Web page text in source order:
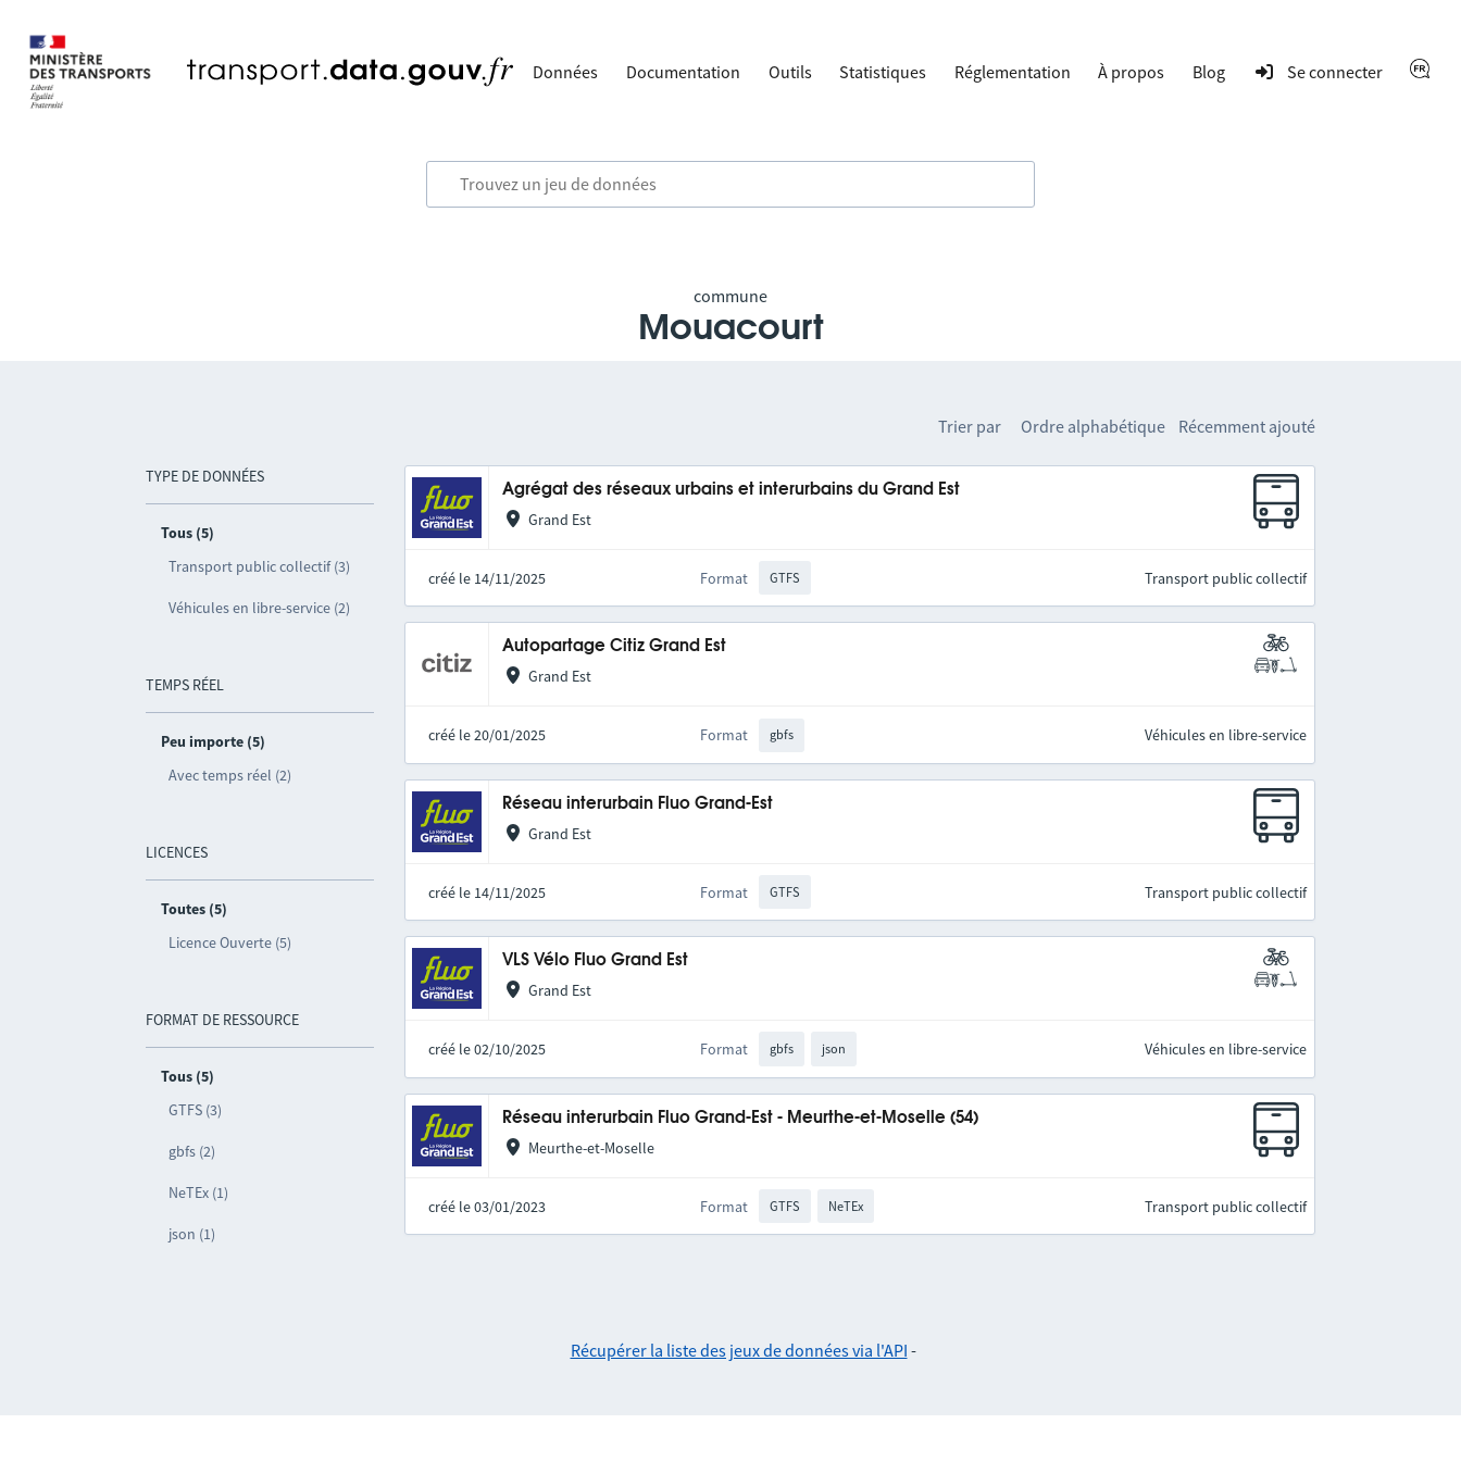
Données Documentation Outils Statistiques Réglementation À propos Blog Se connecter
commune
Mouacourt
TYPE DE DONNÉES
Tous (5)
Transport public collectif (3)
Véhicules en libre-service (2)
TEMPS RÉEL
Peu importe (5)
Avec temps réel (2)
LICENCES
Toutes (5)
Licence Ouverte (5)
FORMAT DE RESSOURCE
Tous (5)
GTFS (3)
gbfs (2)
NeTEx (1)
json (1)
Trier par Ordre alphabétique Récemment ajouté
Agrégat des réseaux urbains et interurbains du Grand Est
Grand Est
créé le 14/11/2025 Format GTFS Transport public collectif
Autopartage Citiz Grand Est
Grand Est
créé le 20/01/2025 Format gbfs Véhicules en libre-service
Réseau interurbain Fluo Grand-Est
Grand Est
créé le 14/11/2025 Format GTFS Transport public collectif
VLS Vélo Fluo Grand Est
Grand Est
créé le 02/10/2025 Format gbfs json Véhicules en libre-service
Réseau interurbain Fluo Grand-Est - Meurthe-et-Moselle (54)
Meurthe-et-Moselle
créé le 03/01/2023 Format GTFS NeTEx Transport public collectif
Récupérer la liste des jeux de données via l'API -